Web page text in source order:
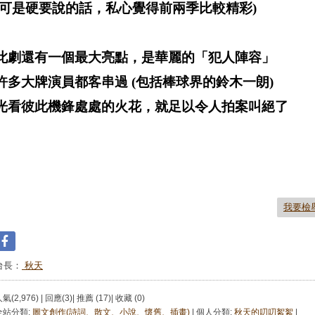
是硬要說的話，私心覺得前兩季比較精彩)
劇還有一個最大亮點，是華麗的「犯人陣容」
多大牌演員都客串過 (包括棒球界的鈴木一朗)
看彼此機鋒處處的火花，就足以令人拍案叫絕了
我要檢
長： 秋天
氣(2,976) | 回應(3)| 推薦 (17)| 收藏 (0)
站分類: 圖文創作(詩詞、散文、小說、懷舊、插畫) | 個人分類: 秋天的叨叨絮絮 |